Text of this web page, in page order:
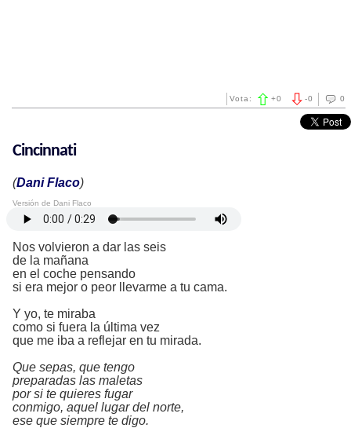
0
-0
Vota: +0
Cincinnati
(Dani Flaco)
Versión de Dani Flaco
Nos volvieron a dar las seis
de la mañana
en el coche pensando
si era mejor o peor llevarme a tu cama.
Y yo, te miraba
como si fuera la última vez
que me iba a reflejar en tu mirada.
Que sepas, que tengo
preparadas las maletas
por si te quieres fugar
conmigo, aquel lugar del norte,
ese que siempre te digo.